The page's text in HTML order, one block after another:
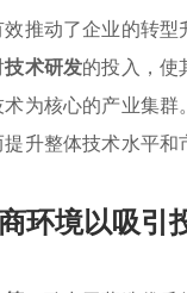
效推动了企业的转
技术研发的投入，使
术为核心的产业集
升整体技术水平
环境以吸引